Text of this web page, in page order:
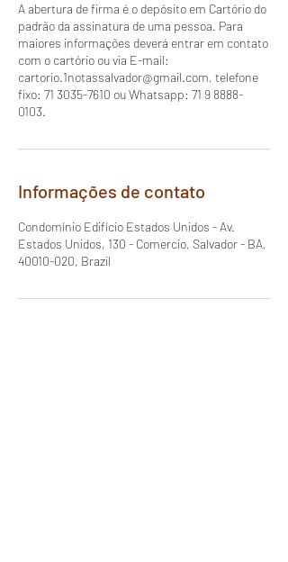
A abertura de firma é o depósito em Cartório do
padrão da assinatura de uma pessoa. Para
maiores informações deverá entrar em contato
com o cartório ou via E-mail:
cartorio.1notassalvador@gmail.com, telefone
fixo: 71 3035-7610 ou Whatsapp: 71 9 8888-
0103.
Informações de contato
Condomínio Edifício Estados Unidos - Av.
Estados Unidos, 130 - Comercio, Salvador - BA,
40010-020, Brazil